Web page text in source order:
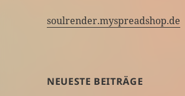
soulrender.myspreadshop.de
NEUESTE BEITRÄGE